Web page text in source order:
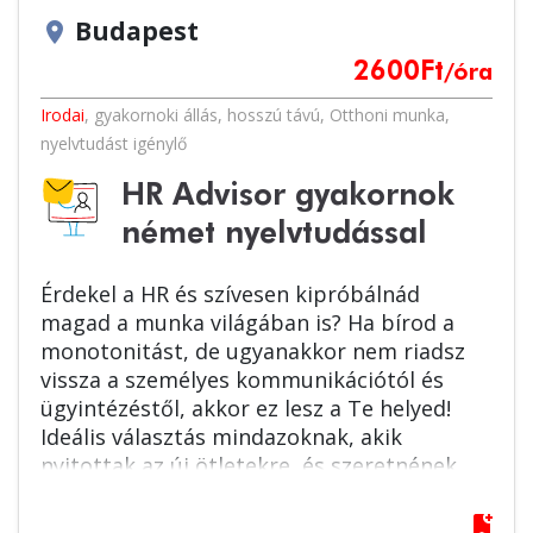
location_on Budapest
2600 Ft/óra
Irodai, gyakornoki állás, hosszú távú, Otthoni munka,
nyelvtudást igénylő
HR Advisor gyakornok
német nyelvtudással
Érdekel a HR és szívesen kipróbálnád
magad a munka világában is? Ha bírod a
monotonitást, de ugyanakkor nem riadsz
vissza a személyes kommunikációtól és
ügyintézéstől, akkor ez lesz a Te helyed!
Ideális választás mindazoknak, akik
nyitottak az új ötletekre, és szeretnének
bookmark_add